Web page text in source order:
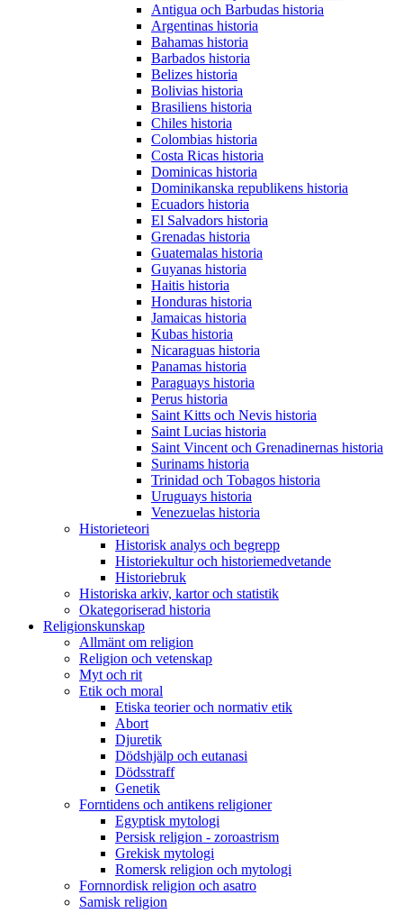
Antigua och Barbudas historia
Argentinas historia
Bahamas historia
Barbados historia
Belizes historia
Bolivias historia
Brasiliens historia
Chiles historia
Colombias historia
Costa Ricas historia
Dominicas historia
Dominikanska republikens historia
Ecuadors historia
El Salvadors historia
Grenadas historia
Guatemalas historia
Guyanas historia
Haitis historia
Honduras historia
Jamaicas historia
Kubas historia
Nicaraguas historia
Panamas historia
Paraguays historia
Perus historia
Saint Kitts och Nevis historia
Saint Lucias historia
Saint Vincent och Grenadinernas historia
Surinams historia
Trinidad och Tobagos historia
Uruguays historia
Venezuelas historia
Historieteori
Historisk analys och begrepp
Historiekultur och historiemedvetande
Historiebruk
Historiska arkiv, kartor och statistik
Okategoriserad historia
Religionskunskap
Allmänt om religion
Religion och vetenskap
Myt och rit
Etik och moral
Etiska teorier och normativ etik
Abort
Djuretik
Dödshjälp och eutanasi
Dödsstraff
Genetik
Forntidens och antikens religioner
Egyptisk mytologi
Persisk religion - zoroastrism
Grekisk mytologi
Romersk religion och mytologi
Fornnordisk religion och asatro
Samisk religion